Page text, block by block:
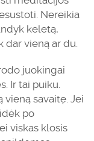
Nereikia
keletą,
dar vieną ar du.
juokingai
Ir tai puiku.
savaitę. Jei
po
viskas klosis